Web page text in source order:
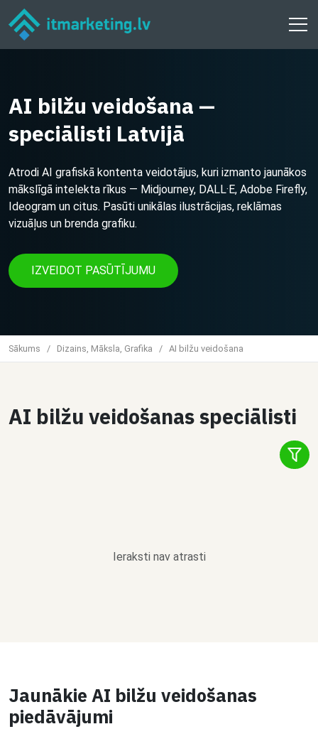
AI bilžu veidošana —
speciālisti Latvijā
Atrodi AI grafiskā kontenta veidotājus, kuri izmanto jaunākos
mākslīgā intelekta rīkus — Midjourney, DALL·E, Adobe Firefly,
Ideogram un citus. Pasūti unikālas ilustrācijas, reklāmas
vizuāļus un brenda grafiku.
IZVEIDOT PASŪTĪJUMU
Sākums / Dizains, Māksla, Grafika / AI bilžu veidošana
AI bilžu veidošanas speciālisti
Ieraksti nav atrasti
Jaunākie AI bilžu veidošanas
piedāvājumi